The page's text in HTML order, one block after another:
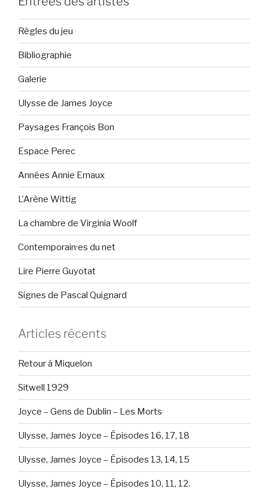
Règles du jeu
Bibliographie
Galerie
Ulysse de James Joyce
Paysages François Bon
Espace Perec
Années Annie Ernaux
L'Arène Wittig
La chambre de Virginia Woolf
Contemporain·es du net
Lire Pierre Guyotat
Signes de Pascal Quignard
Articles récents
Retour à Miquelon
Sitwell 1929
Joyce – Gens de Dublin – Les Morts
Ulysse, James Joyce – Épisodes 16, 17, 18
Ulysse, James Joyce – Épisodes 13, 14, 15
Ulysse, James Joyce – Épisodes 10, 11, 12.